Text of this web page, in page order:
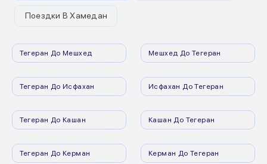
Поездки В Хамедан
Тегеран До Мешхед Мешхед До Тегеран
Тегеран До Исфахан Исфахан До Тегеран
Тегеран До Кашан Кашан До Тегеран
Тегеран До Керман Керман До Тегеран